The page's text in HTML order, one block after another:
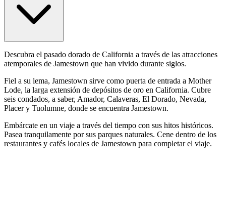
Descubra el pasado dorado de California a través de las atracciones
atemporales de Jamestown que han vivido durante siglos.
Fiel a su lema, Jamestown sirve como puerta de entrada a Mother
Lode, la larga extensión de depósitos de oro en California. Cubre
seis condados, a saber, Amador, Calaveras, El Dorado, Nevada,
Placer y Tuolumne, donde se encuentra Jamestown.
Embárcate en un viaje a través del tiempo con sus hitos históricos.
Pasea tranquilamente por sus parques naturales. Cene dentro de los
restaurantes y cafés locales de Jamestown para completar el viaje.